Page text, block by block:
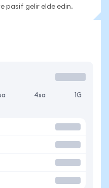
pasif gelir elde edin.
4sa 1G